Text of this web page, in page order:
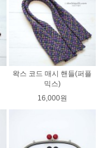
왁스 코드 매시 핸들(퍼플
믹스)
16,000원